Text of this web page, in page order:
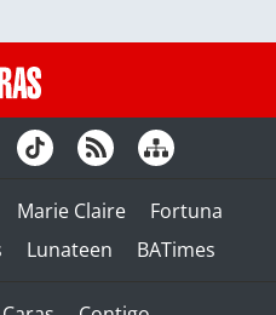
Marie Claire
Fortuna
Lunateen BATimes